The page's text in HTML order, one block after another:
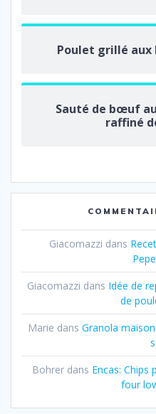
Poulet grillé aux
Sauté de bœuf
raffiné
Giacomazzi dans
Giacomazzi dans Idée de
de
Marie dans Granola
Bohrer dans Encas:
four